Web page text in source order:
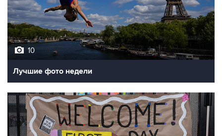
10
Лучшие фото недели